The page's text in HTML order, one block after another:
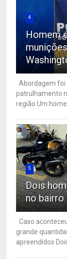
4
Homem
Abordagem foi
patrulhamento
região Um
5
Dois
no bairro
Caso
grande
apreendidos